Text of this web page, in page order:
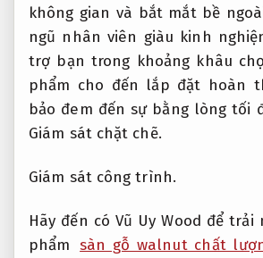
không gian và bắt mắt bề
ngũ nhân viên giàu kinh
trợ bạn trong khoảng khâu
phẩm cho đến lắp đặt hoàn
bảo đem đến sự bằng lòng tối
Giám sát chặt chẽ.
Giám sát công trình.
Hãy đến có Vũ Uy Wood để trải
phẩm sàn gỗ walnut chất